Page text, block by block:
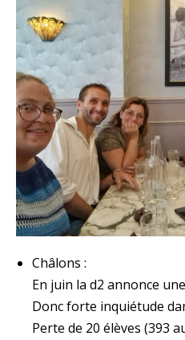
Châlons :
En juin la d2 annonce
Donc forte inquiétude
Perte de 20 élèves (393